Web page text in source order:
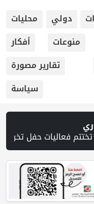
دولي
محليات
منوعات
أفكار
تقارير مصورة
سياسة
تستهدف قوة إسرائيلية... وواشنطن تمنع غارات واسعة على الجنوب | مقتل ثلاثة أشخاص بينهم طفل في هجوم روسي على كييف | ارتفاع أسعار النفط | "كبار قادة الجيش الأمريكي يبحثون عن